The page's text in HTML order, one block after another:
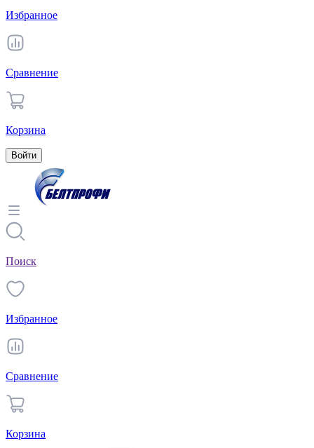
Избранное
Сравнение
Корзина
Войти
Поиск
Избранное
Сравнение
Корзина